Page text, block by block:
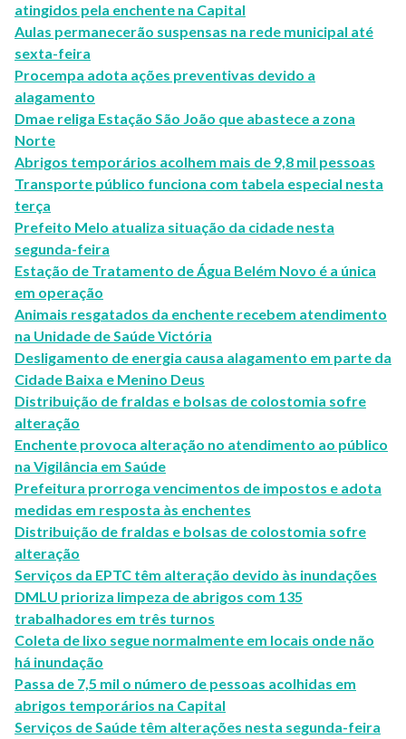
atingidos pela enchente na Capital
Aulas permanecerão suspensas na rede municipal até
sexta-feira
Procempa adota ações preventivas devido a
alagamento
Dmae religa Estação São João que abastece a zona
Norte
Abrigos temporários acolhem mais de 9,8 mil pessoas
Transporte público funciona com tabela especial nesta
terça
Prefeito Melo atualiza situação da cidade nesta
segunda-feira
Estação de Tratamento de Água Belém Novo é a única
em operação
Animais resgatados da enchente recebem atendimento
na Unidade de Saúde Victória
Desligamento de energia causa alagamento em parte da
Cidade Baixa e Menino Deus
Distribuição de fraldas e bolsas de colostomia sofre
alteração
Enchente provoca alteração no atendimento ao público
na Vigilância em Saúde
Prefeitura prorroga vencimentos de impostos e adota
medidas em resposta às enchentes
Distribuição de fraldas e bolsas de colostomia sofre
alteração
Serviços da EPTC têm alteração devido às inundações
DMLU prioriza limpeza de abrigos com 135
trabalhadores em três turnos
Coleta de lixo segue normalmente em locais onde não
há inundação
Passa de 7,5 mil o número de pessoas acolhidas em
abrigos temporários na Capital
Serviços de Saúde têm alterações nesta segunda-feira